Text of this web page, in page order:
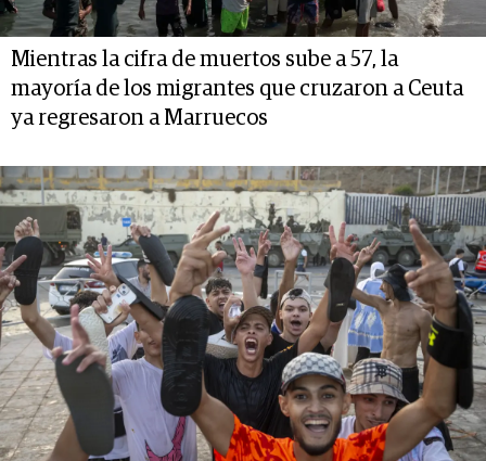
Mientras la cifra de muertos sube a 57, la
mayoría de los migrantes que cruzaron a Ceuta
ya regresaron a Marruecos